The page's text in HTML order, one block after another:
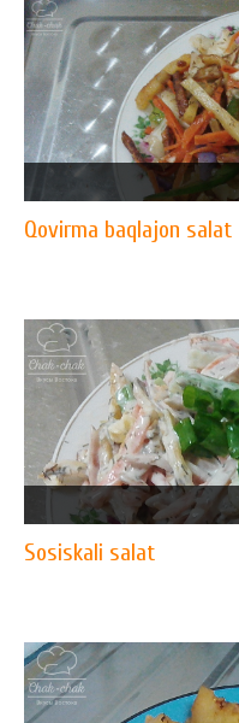
Qovirma baqlajon salat
Sosiskali salat